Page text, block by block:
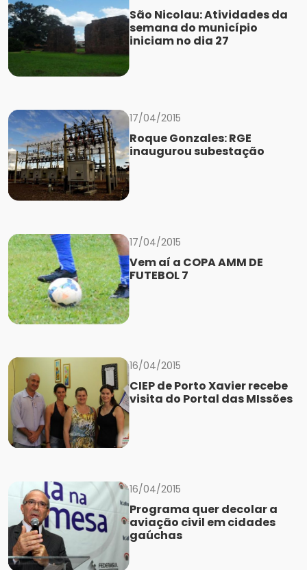
São Nicolau: Atividades da
semana do município
iniciam no dia 27
17/04/2015
Roque Gonzales: RGE
inaugurou subestação
17/04/2015
Vem aí a COPA AMM DE
FUTEBOL 7
16/04/2015
CIEP de Porto Xavier recebe
visita do Portal das MIssões
16/04/2015
Programa quer decolar a
aviação civil em cidades
gaúchas